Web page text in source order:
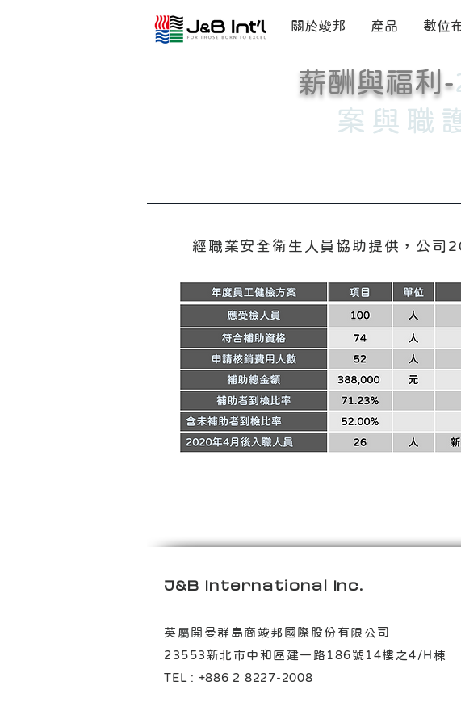
關於竣邦 產品 數位
薪酬與福利-
案與職
經職業安全衛生人員協助提供，公司
J&B International Inc.
英屬開曼群島商竣邦國際股份有限公司
23553新北市中和區建一路186號14樓
TEL : +886 2 8227-2008